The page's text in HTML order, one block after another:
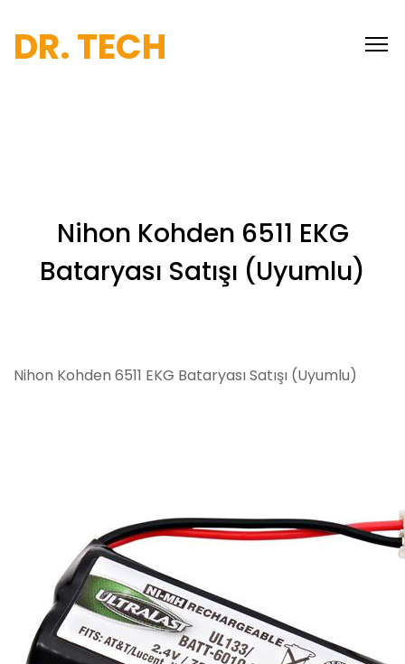
DR. TECH
Nihon Kohden 6511 EKG
Bataryası Satışı (Uyumlu)
Nihon Kohden 6511 EKG Bataryası Satışı (Uyumlu)